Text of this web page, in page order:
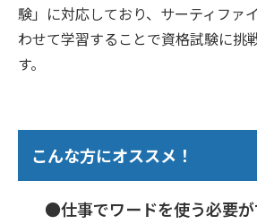
験」に対応しており、サーティファ
わせて学習することで資格試験に挑
す。
こんな方にオススメ！
●仕事でワードを使う必要が